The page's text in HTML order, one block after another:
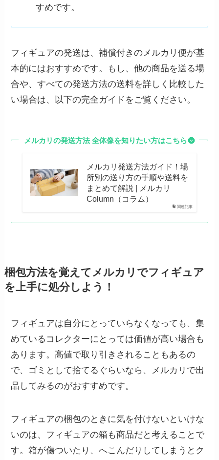
すめです。
フィギュアの発送は、補償付きのメルカリ便が基
本的にはおすすめです。もし、他の商品を送る場
合や、すべての発送方法の送料を詳しく比較した
い場合は、以下の完全ガイドをご覧ください。
メルカリの発送方法全体像を知りたい方はこちら
関連記事
メルカリ発送方法ガイド！場
所別の送り方の手順や送料を
まとめて解説 | メルカリ
Column（コラム）
梱包方法を覚えてメルカリでフィギュア
を上手に処分しよう！
フィギュアは自分にとっていらなくなっても、集
めているコレクターにとっては価値が高い場合も
あります。高値で取り引きされることもあるの
で、ゴミとして捨てるぐらいなら、メルカリで出
品してみるのがおすすめです。
フィギュアの梱包のときに気を付けないといけな
いのは、フィギュアの箱も商品だと考えることで
す。箱が傷ついたり、へこんだりしてしまうとク